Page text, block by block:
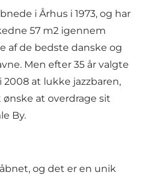
i Århus i 1973, og har
57 m2 igennem
af de bedste danske og
Men efter 35 år valgte
at lukke jazzbaren,
at overdrage sit
By.
og det er en unik